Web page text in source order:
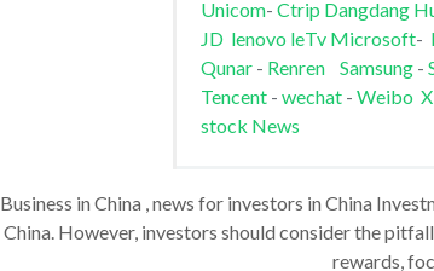
Unicom- Ctrip Dangdang
JD lenovo leTv Microsoft-
Qunar- Renren Samsung-
Tencent- wechat - Weibo
stock News
Business in China , news for investors in China
China. However, investors should consider the
rewards,